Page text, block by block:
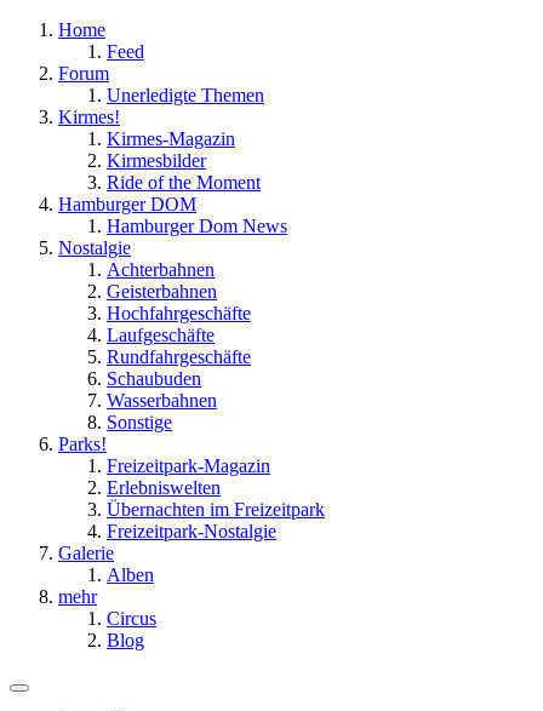
Home
Feed
Forum
Unerledigte Themen
Kirmes!
Kirmes-Magazin
Kirmesbilder
Ride of the Moment
Hamburger DOM
Hamburger Dom News
Nostalgie
Achterbahnen
Geisterbahnen
Hochfahrgeschäfte
Laufgeschäfte
Rundfahrgeschäfte
Schaubuden
Wasserbahnen
Sonstige
Parks!
Freizeitpark-Magazin
Erlebniswelten
Übernachten im Freizeitpark
Freizeitpark-Nostalgie
Galerie
Alben
mehr
Circus
Blog